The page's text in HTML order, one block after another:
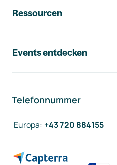
Ressourcen
Events entdecken
Telefonnummer
Europa: +43 720 884155